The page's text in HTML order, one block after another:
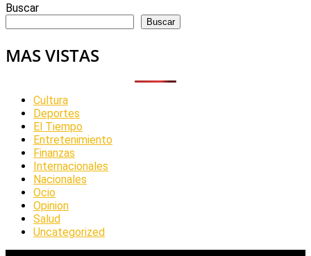
Buscar
Buscar
MAS VISTAS
Cultura
Deportes
El Tiempo
Entretenimiento
Finanzas
Internacionales
Nacionales
Ocio
Opinion
Salud
Uncategorized